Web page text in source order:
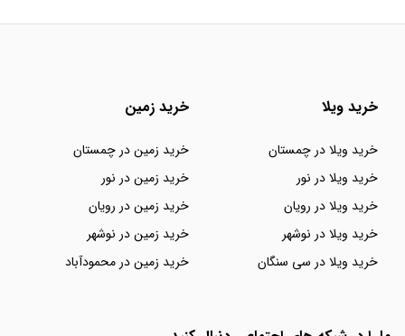
خرید ویلا
خرید ویلا در چمستان
خرید ویلا در نور
خرید ویلا در رویان
خرید ویلا در نوشهر
خرید ویلا در سی سنگان
خرید زمین
خرید زمین در چمستان
خرید زمین در نور
خرید زمین در رویان
خرید زمین در نوشهر
خرید زمین در محمودآباد